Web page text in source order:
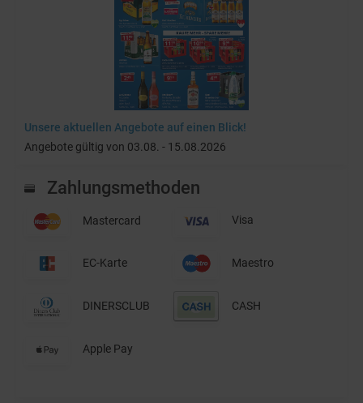
Unsere aktuellen Angebote auf einen Blick!
Angebote gültig von 03.08. - 15.08.2026
Zahlungsmethoden
Mastercard Visa
EC-Karte Maestro
DINERSCLUB CASH
Apple Pay